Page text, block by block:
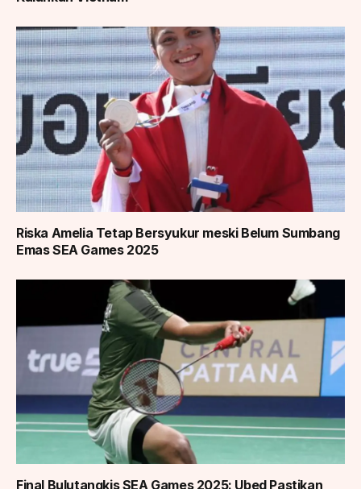
Riska Amelia Tetap Bersyukur meski Belum Sumbang
Emas SEA Games 2025
Final Bulutangkis SEA Games 2025: Ubed Pastikan